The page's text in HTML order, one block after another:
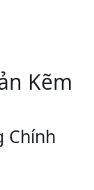
Kẽm
Chính